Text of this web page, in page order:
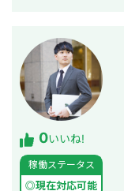
0いいね!
稼働ステータス
◎現在対応可能